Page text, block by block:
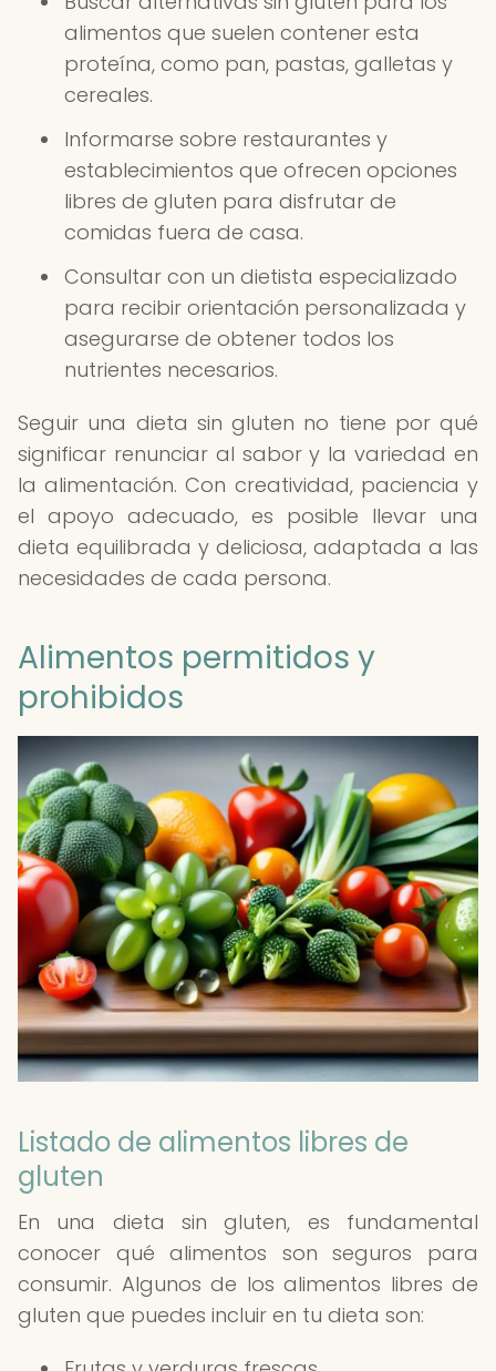
alimentos que suelen contener esta
proteína, como pan, pastas, galletas y
cereales.
Informarse sobre restaurantes y
establecimientos que ofrecen opciones
libres de gluten para disfrutar de
comidas fuera de casa.
Consultar con un dietista especializado
para recibir orientación personalizada y
asegurarse de obtener todos los
nutrientes necesarios.
Seguir una dieta sin gluten no tiene por qué
significar renunciar al sabor y la variedad en
la alimentación. Con creatividad, paciencia y
el apoyo adecuado, es posible llevar una
dieta equilibrada y deliciosa, adaptada a las
necesidades de cada persona.
Alimentos permitidos y
prohibidos
Listado de alimentos libres de
gluten
En una dieta sin gluten, es fundamental
conocer qué alimentos son seguros para
consumir. Algunos de los alimentos libres de
gluten que puedes incluir en tu dieta son: